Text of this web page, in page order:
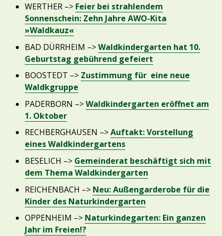
WERTHER –> Feier bei strahlendem
Sonnenschein: Zehn Jahre AWO-Kita
»Waldkauz«
BAD DÜRRHEIM –>Waldkindergarten hat 10.
Geburtstag gebührend gefeiert
BOOSTEDT –> Zustimmung für eine neue
Waldkgruppe
PADERBORN –>Waldkindergarten eröffnet am
1. Oktober
RECHBERGHAUSEN –>Auftakt: Vorstellung
eines Waldkindergartens
BESELICH –> Gemeinderat beschäftigt sich mit
dem Thema Waldkindergarten
REICHENBACH –> Neu: Außengarderobe für die
Kinder des Naturkindergarten
OPPENHEIM –> Naturkindegarten: Ein ganzen
Jahr im Freien!?